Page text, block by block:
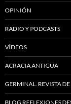
OPINIÓN
RADIO Y PODCASTS
VÍDEOS
ACRACIA ANTIGUA
GERMINAL. REVISTA
BLOG REFLEXIONES